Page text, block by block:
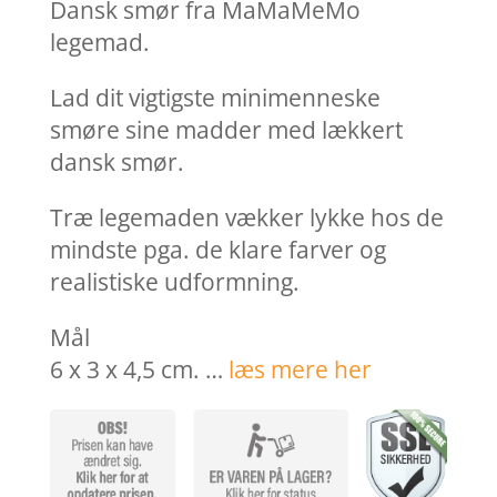
29,95 kr..23,96
Dansk smør fra MaMaMeMo
legemad.
Lad dit vigtigste minimenneske
smøre sine madder med lækkert
dansk smør.
Træ legemaden vækker lykke hos de
mindste pga. de klare farver og
realistiske udformning.
Mål
6 x 3 x 4,5 cm. … læs mere her